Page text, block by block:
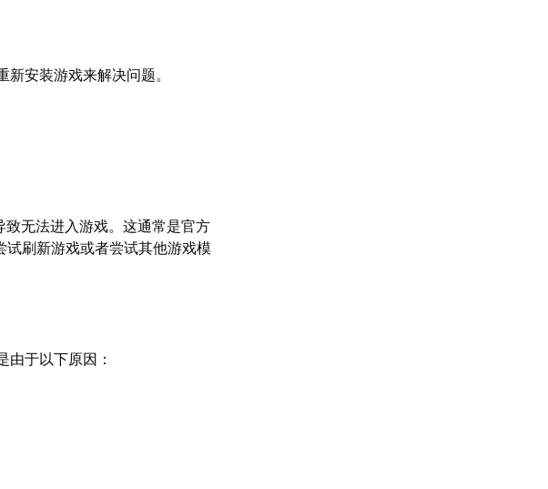
安装游戏来解决问题。
无法进入游戏。这通常是官方
刷新游戏或者尝试其他游戏模
于以下原因：